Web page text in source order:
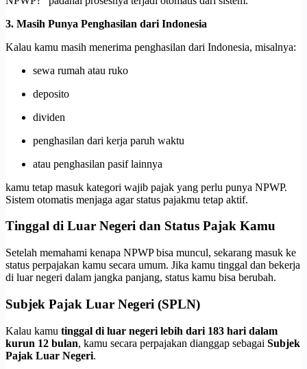
3. Masih Punya Penghasilan dari Indonesia
Kalau kamu masih menerima penghasilan dari Indonesia, misalnya:
sewa rumah atau ruko
deposito
dividen
penghasilan dari kerja paruh waktu
atau penghasilan pasif lainnya
kamu tetap masuk kategori wajib pajak yang perlu punya NPWP.
Sistem otomatis menjaga agar status pajakmu tetap aktif.
Tinggal di Luar Negeri dan Status Pajak Kamu
Setelah memahami kenapa NPWP bisa muncul, sekarang masuk ke
status perpajakan kamu secara umum. Jika kamu tinggal dan bekerja
di luar negeri dalam jangka panjang, status kamu bisa berubah.
Subjek Pajak Luar Negeri (SPLN)
Kalau kamu tinggal di luar negeri lebih dari 183 hari dalam
kurun 12 bulan, kamu secara perpajakan dianggap sebagai Subjek
Pajak Luar Negeri.